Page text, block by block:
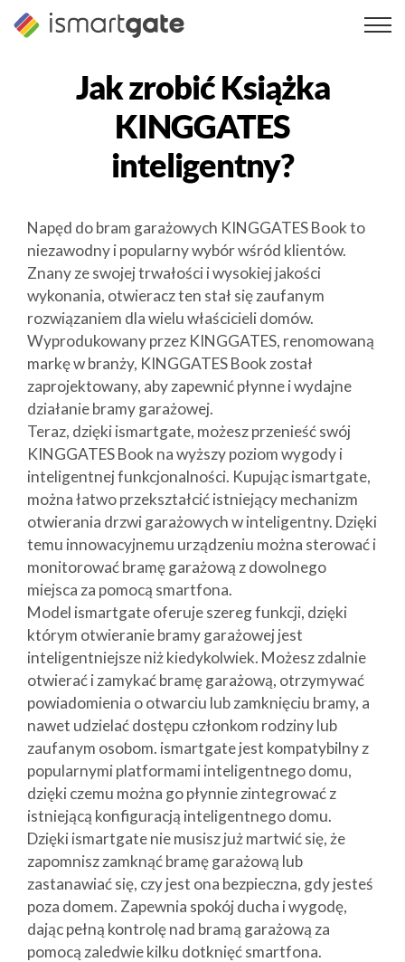
Przejdź
do
Jak zrobićKsiążka
KINGGATES
inteligentny?
Napęd do bram garażowych KINGGATES Book to
niezawodny i popularny wybór wśród klientów.
Znany ze swojej trwałości i wysokiej jakości
wykonania, otwieracz ten stał się zaufanym
rozwiązaniem dla wielu właścicieli domów.
Wyprodukowany przez KINGGATES, renomowaną
markę w branży, KINGGATES Book został
zaprojektowany, aby zapewnić płynne i wydajne
działanie bramy garażowej.
Teraz, dzięki ismartgate, możesz przenieść swój
KINGGATES Book na wyższy poziom wygody i
inteligentnej funkcjonalności. Kupując ismartgate,
można łatwo przekształcić istniejący mechanizm
otwierania drzwi garażowych w inteligentny. Dzięki
temu innowacyjnemu urządzeniu można sterować i
monitorować bramę garażową z dowolnego
miejsca za pomocą smartfona.
Model ismartgate oferuje szereg funkcji, dzięki
którym otwieranie bramy garażowej jest
inteligentniejsze niż kiedykolwiek. Możesz zdalnie
otwierać i zamykać bramę garażową, otrzymywać
powiadomienia o otwarciu lub zamknięciu bramy, a
nawet udzielać dostępu członkom rodziny lub
zaufanym osobom. ismartgate jest kompatybilny z
popularnymi platformami inteligentnego domu,
dzięki czemu można go płynnie zintegrować z
istniejącą konfiguracją inteligentnego domu.
Dzięki ismartgate nie musisz już martwić się, że
zapomnisz zamknąć bramę garażową lub
zastanawiać się, czy jest ona bezpieczna, gdy jesteś
poza domem. Zapewnia spokój ducha i wygodę,
dając pełną kontrolę nad bramą garażową za
pomocą zaledwie kilku dotknięć smartfona.